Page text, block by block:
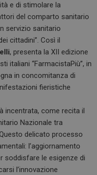
e di stimolare la
del comparto sanitario
servizio sanitario
cittadini”. Così il
, presenta la XII edizione
italiani “FarmacistaPiù”, in
in concomitanza di
fieristiche
incentrata, come recita il
Nazionale tra
delicato processo
l’aggiornamento
soddisfare le esigenze di
l’innovazione